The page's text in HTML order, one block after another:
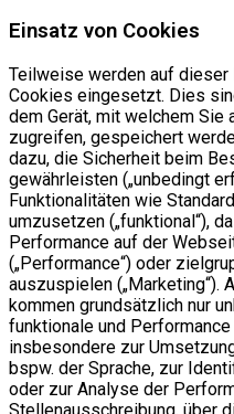
Einsatz von Cookies
Teilweise werden auf
Cookies eingesetzt. Dies
dem Gerät, mit welchem
zugreifen, gespeichert
dazu, die Sicherheit beim
gewährleisten („unbedingt
Funktionalitäten wie
umzusetzen („funktional“),
Performance auf der
(„Performance“) oder
auszuspielen („Marketing“).
kommen grundsätzlich nur
funktionale und
insbesondere zur
bspw. der Sprache, zur
oder zur Analyse der